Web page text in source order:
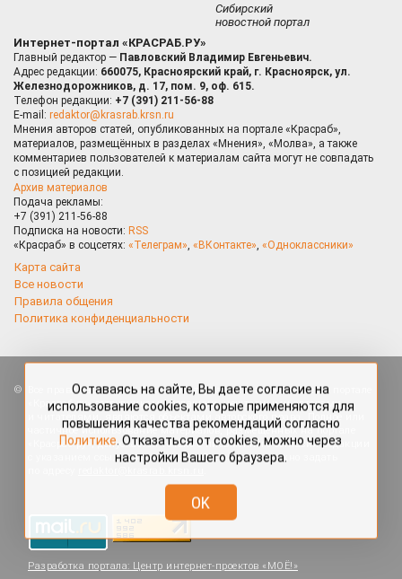
Сибирский
новостной портал
Интернет-портал «КРАСРАБ.РУ»
Главный редактор — Павловский Владимир Евгеньевич.
Адрес редакции: 660075, Красноярский край, г. Красноярск, ул.
Железнодорожников, д. 17, пом. 9, оф. 615.
Телефон редакции: +7 (391) 211-56-88
E-mail: redaktor@krasrab.krsn.ru
Мнения авторов статей, опубликованных на портале «Красраб»,
материалов, размещённых в разделах «Мнения», «Молва», а также
комментариев пользователей к материалам сайта могут не совпадать
с позицией редакции.
Архив материалов
Подача рекламы:
+7 (391) 211-56-88
Подписка на новости: RSS
«Красраб» в соцсетях: «Телеграм», «ВКонтакте», «Одноклассники»
Карта сайта
Все новости
Правила общения
Политика конфиденциальности
Все права защищены. Любые материалы, размещённые на портале
«Красраб.ру» сотрудниками редакции, нештатными авторами
и читателями, являются объектами авторского права. Полное или
частичное использование материалов, размещённых на портале
«Красраб.ру», допускается только с письменного согласия редакции
с указанием ссылки на источник. Все вопросы можно задать
Разработка портала: Центр интернет-проектов «МОЁ!»
использование cookies, которые применяются для
повышения качества рекомендаций согласно
Политике. Отказаться от cookies, можно через
настройки Вашего браузера.
OK